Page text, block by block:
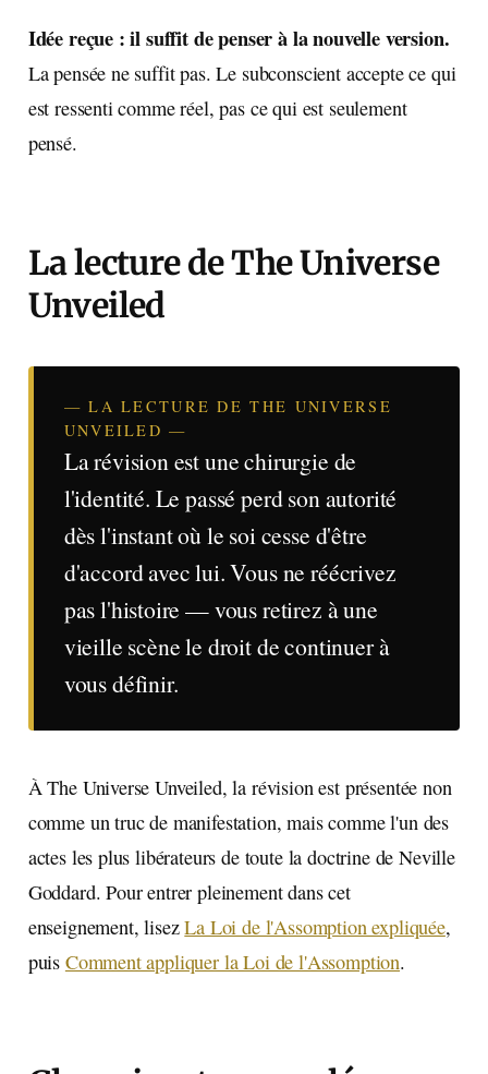
Idée reçue : il suffit de penser à la nouvelle version.
La pensée ne suffit pas. Le subconscient accepte ce qui
est ressenti comme réel, pas ce qui est seulement
pensé.
La lecture de The Universe
Unveiled
— LA LECTURE DE THE UNIVERSE
UNVEILED —
La révision est une chirurgie de
l'identité. Le passé perd son autorité
dès l'instant où le soi cesse d'être
d'accord avec lui. Vous ne réécrivez
pas l'histoire — vous retirez à une
vieille scène le droit de continuer à
vous définir.
À The Universe Unveiled, la révision est présentée non
comme un truc de manifestation, mais comme l'un des
actes les plus libérateurs de toute la doctrine de Neville
Goddard. Pour entrer pleinement dans cet
enseignement, lisezLa Loi de l'Assomption expliquée,
puis Comment appliquer la Loi de l'Assomption.